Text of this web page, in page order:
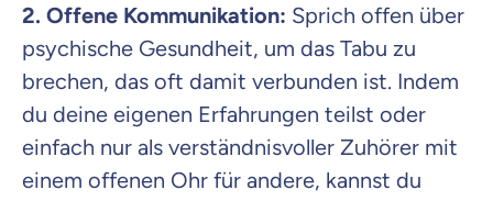
2. Offene Kommunikation: Sprich offen über
psychische Gesundheit, um das Tabu zu
brechen, das oft damit verbunden ist. Indem
du deine eigenen Erfahrungen teilst oder
einfach nur als verständnisvoller Zuhörer mit
einem offenen Ohr für andere, kannst du